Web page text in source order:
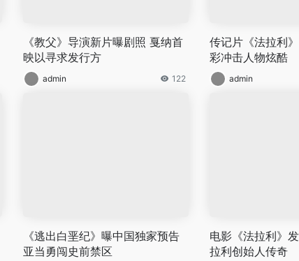
《教父》导演新片曝剧照 戛纳首
映以寻求发行方
admin 122
传记片《法拉利
彩冲击人物炫酷
admin
《逃出白垩纪》曝中国独家预告
亚当勇闯史前禁区
电影《法拉利》
拉利创始人传奇